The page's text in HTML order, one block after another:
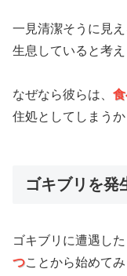
一見清潔そうに見
生息していると考え
なぜなら彼らは、
住処としてしまうか
ゴキブリを発
ゴキブリに遭遇し
つことから始めてみ